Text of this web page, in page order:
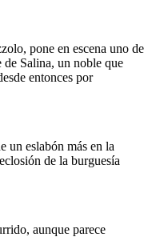
pone en escena uno de
Salina, un noble que
entonces por
un eslabón más en la
de la burguesía
aunque parece